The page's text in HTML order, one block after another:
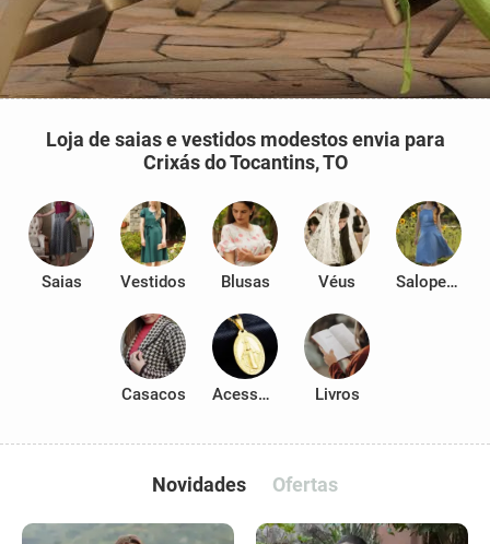
Loja de saias e vestidos modestos envia para
Crixás do Tocantins, TO
Saias Vestidos Blusas Véus Salopetes
Casacos Acessórios Livros
Novidades Ofertas